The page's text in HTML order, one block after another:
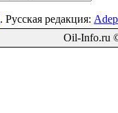
. Русская редакция:
Oil-Info.ru